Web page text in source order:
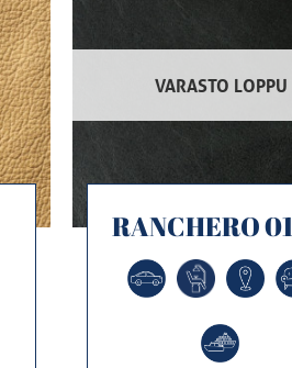
VARASTO LOPPU
RANCHERO